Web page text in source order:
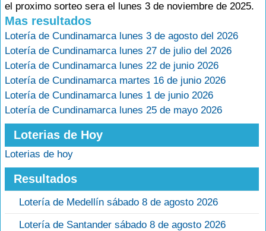
el proximo sorteo sera el lunes 3 de noviembre de 2025.
Mas resultados
Lotería de Cundinamarca lunes 3 de agosto del 2026
Lotería de Cundinamarca lunes 27 de julio del 2026
Lotería de Cundinamarca lunes 22 de junio 2026
Lotería de Cundinamarca martes 16 de junio 2026
Lotería de Cundinamarca lunes 1 de junio 2026
Lotería de Cundinamarca lunes 25 de mayo 2026
Loterias de Hoy
Loterias de hoy
Resultados
Lotería de Medellín sábado 8 de agosto 2026
Lotería de Santander sábado 8 de agosto 2026